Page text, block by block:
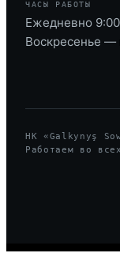
ЧАСЫ РАБОТЫ
Ежедневно
Воскресенье —
HK «Galkynyş
Работаем во